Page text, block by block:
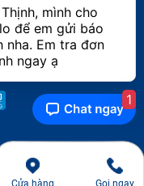
5K 27 Inch 2014
do mắt đọc
Ổ Dvd Imac
TP.HCM cấp ngày
Quận Tân Phú,
Nam
Thoại: 18001236
Cửa hàng Gọi ngay
mình cho
để em gửi báo
nha. Em tra đơn
ngay ạ
1